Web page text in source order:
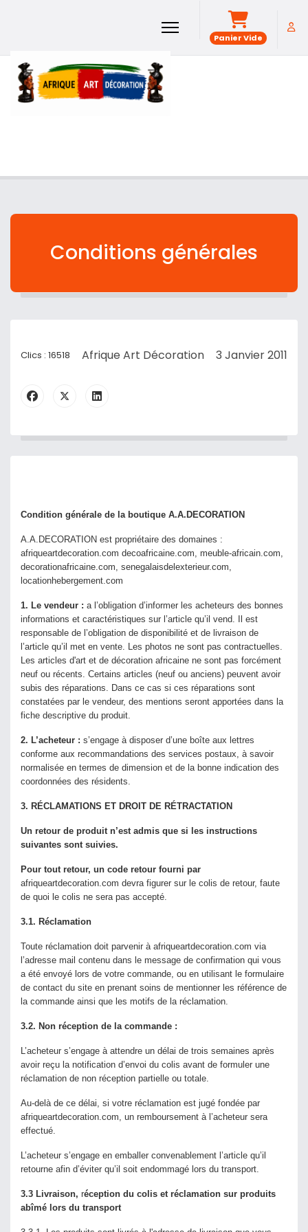
Panier Vide
Conditions générales
Afrique Art Décoration 3 Janvier 2011
Clics : 16518
Condition générale de la boutique A.A.DECORATION
A.A.DECORATION est propriétaire des domaines :
afriqueartdecoration.com decoafricaine.com, meuble-africain.com,
decorationafricaine.com, senegalaisdelexterieur.com,
locationhebergement.com
1. Le vendeur : a l’obligation d’informer les acheteurs des bonnes
informations et caractéristiques sur l’article qu’il vend. Il est
responsable de l’obligation de disponibilité et de livraison de
l’article qu’il met en vente. Les photos ne sont pas contractuelles.
Les articles d'art et de décoration africaine ne sont pas forcément
neuf ou récents. Certains articles (neuf ou anciens) peuvent avoir
subis des réparations. Dans ce cas si ces réparations sont
constatées par le vendeur, des mentions seront apportées dans la
fiche descriptive du produit.
2. L’acheteur : s’engage à disposer d’une boîte aux lettres
conforme aux recommandations des services postaux, à savoir
normalisée en termes de dimension et de la bonne indication des
coordonnées des résidents.
3. RÉCLAMATIONS ET DROIT DE RÉTRACTATION
Un retour de produit n’est admis que si les instructions
suivantes sont suivies.
Pour tout retour, un code retour fourni par
afriqueartdecoration.com devra figurer sur le colis de retour, faute
de quoi le colis ne sera pas accepté.
3.1. Réclamation
Toute réclamation doit parvenir à afriqueartdecoration.com via
l’adresse mail contenu dans le message de confirmation qui vous
a été envoyé lors de votre commande, ou en utilisant le formulaire
de contact du site en prenant soins de mentionner les référence de
la commande ainsi que les motifs de la réclamation.
3.2. Non réception de la commande :
L’acheteur s’engage à attendre un délai de trois semaines après
avoir reçu la notification d’envoi du colis avant de formuler une
réclamation de non réception partielle ou totale.
Au-delà de ce délai, si votre réclamation est jugé fondée par
afriqueartdecoration.com, un remboursement à l’acheteur sera
effectué.
L’acheteur s’engage en emballer convenablement l’article qu’il
retourne afin d’éviter qu’il soit endommagé lors du transport.
3.3 Livraison, réception du colis et réclamation sur produits
abîmé lors du transport